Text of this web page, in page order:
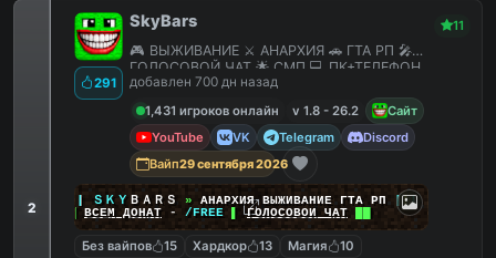
2
291
SkyBars 11
🎮 ВЫЖИВАНИЕ ⚔️ АНАРХИЯ 🚗 ГТА РП 🎤
ГОЛОСОВОЙ ЧАТ 🌟 СМП 💻 ПК+ТЕЛЕФОН
добавлен 700 дн назад
1,431 игроков онлайн
v 1.8 - 26.2
Сайт
YouTube
VK Telegram
Discord
Вайп29 сентября 2026
ＳＫＹ ＢＡＲＳ » АНАРХИЯ ВЫЖИВАНИЕ ГТА РП |||
ВСЕМ ДОНАТ- /FREE ▌ГОЛОСОВОЙ ЧАТ
Без вайпов 15 Хардкор 13 Магия
10